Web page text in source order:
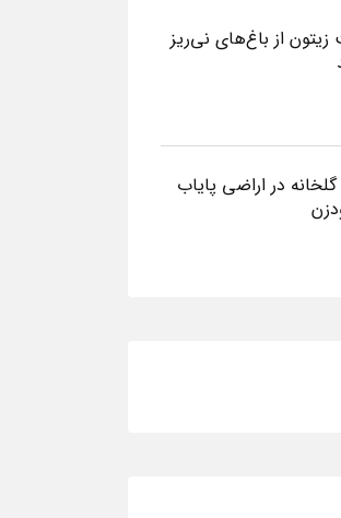
زیتون از باغ‌های نی‌ریز
در اراضی پایاب